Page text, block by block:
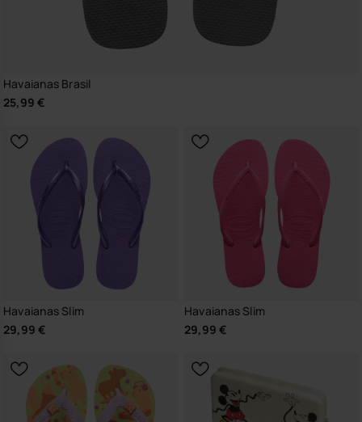
Havaianas Brasil
25,99 €
Havaianas Slim
29,99 €
Havaianas Slim
29,99 €